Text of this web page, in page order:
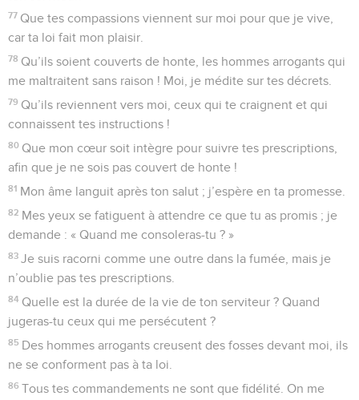
77 Que tes compassions viennent sur moi pour que je vive,
car ta loi fait mon plaisir.
78 Qu’ils soient couverts de honte, les hommes arrogants qui
me maltraitent sans raison ! Moi, je médite sur tes décrets.
79 Qu’ils reviennent vers moi, ceux qui te craignent et qui
connaissent tes instructions !
80 Que mon cœur soit intègre pour suivre tes prescriptions,
afin que je ne sois pas couvert de honte !
81 Mon âme languit après ton salut ; j’espère en ta promesse.
82 Mes yeux se fatiguent à attendre ce que tu as promis ; je
demande : « Quand me consoleras-tu ? »
83 Je suis racorni comme une outre dans la fumée, mais je
n’oublie pas tes prescriptions.
84 Quelle est la durée de la vie de ton serviteur ? Quand
jugeras-tu ceux qui me persécutent ?
85 Des hommes arrogants creusent des fosses devant moi, ils
ne se conforment pas à ta loi.
86 Tous tes commandements ne sont que fidélité. On me